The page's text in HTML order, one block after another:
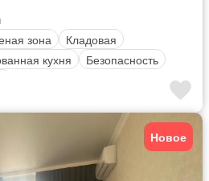
зона
Кладовая
кухня
Безопасность
Новое